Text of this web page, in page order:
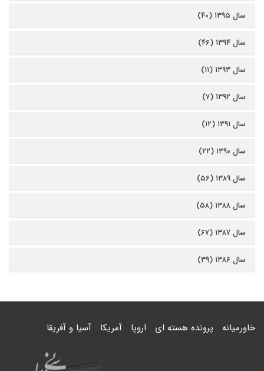
سال ۱۳۹۵ (۴۰)
سال ۱۳۹۴ (۴۶)
سال ۱۳۹۳ (۱۱)
سال ۱۳۹۲ (۷)
سال ۱۳۹۱ (۱۲)
سال ۱۳۹۰ (۲۲)
سال ۱۳۸۹ (۵۶)
سال ۱۳۸۸ (۵۸)
سال ۱۳۸۷ (۶۷)
سال ۱۳۸۶ (۳۹)
خاورمیانه پرونده هسته ای اروپا آمریکا آسیا و آفریقا